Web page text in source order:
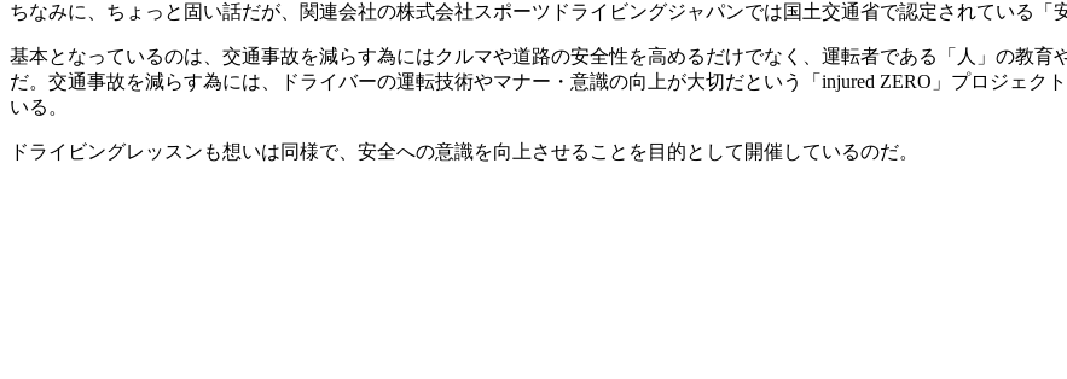
ちなみに、ちょっと固い話だが、関連会社の株式会社スポーツドライビングジャパンでは国土交通省で認定されている「
基本となっているのは、交通事故を減らす為にはクルマや道路の安全性を高めるだけでなく、運転者である「人」の教
だ。交通事故を減らす為には、ドライバーの運転技術やマナー・意識の向上が大切だという「injured ZERO」プロジェク
いる。
ドライビングレッスンも想いは同様で、安全への意識を向上させることを目的として開催しているのだ。